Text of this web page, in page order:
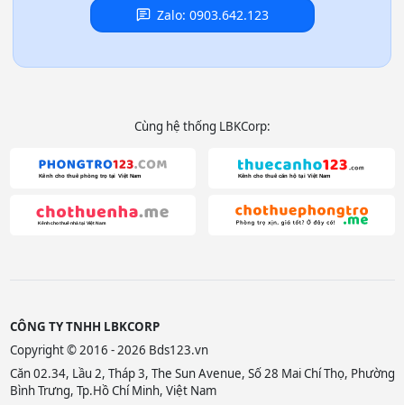
Zalo: 0903.642.123
Cùng hệ thống LBKCorp:
CÔNG TY TNHH LBKCORP
Copyright © 2016 - 2026 Bds123.vn
Căn 02.34, Lầu 2, Tháp 3, The Sun Avenue, Số 28 Mai Chí Thọ, Phường
Bình Trưng, Tp.Hồ Chí Minh, Việt Nam